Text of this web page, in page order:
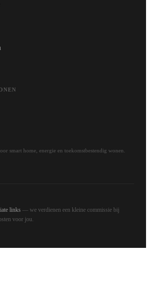
smart home, energie en toekomstbestendig wonen.
links — we verdienen een kleine commissie bij
voor jou.